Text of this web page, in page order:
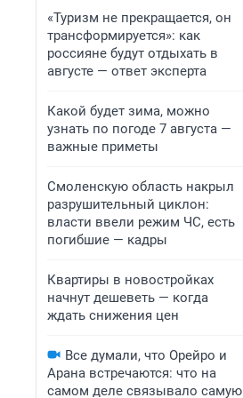
«Туризм не прекращается, он
трансформируется»: как
россияне будут отдыхать в
августе — ответ эксперта
Какой будет зима, можно
узнать по погоде 7 августа —
важные приметы
Смоленскую область накрыл
разрушительный циклон:
власти ввели режим ЧС, есть
погибшие — кадры
Квартиры в новостройках
начнут дешеветь — когда
ждать снижения цен
Все думали, что Орейро и
Арана встречаются: что на
самом деле связывало самую